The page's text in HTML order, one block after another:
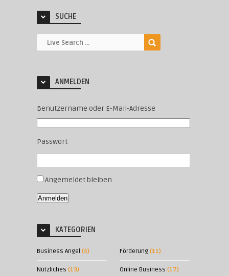
SUCHE
ANMELDEN
Benutzername oder E-Mail-Adresse
Passwort
Angemeldet bleiben
Anmelden
KATEGORIEN
Business Angel (5) Förderung(11)
Nützliches (13) Online Business (17)